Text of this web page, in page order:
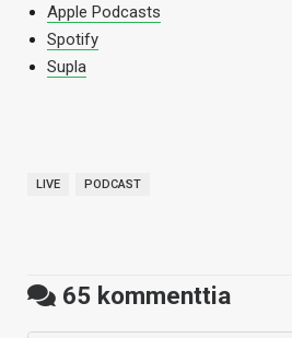
Apple Podcasts
Spotify
Supla
LIVE PODCAST
65 kommenttia